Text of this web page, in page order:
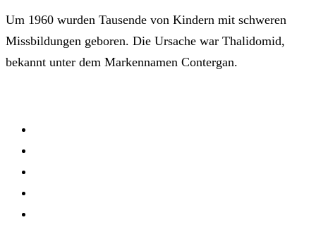
Um 1960 wurden Tausende von Kindern mit schweren
Missbildungen geboren. Die Ursache war Thalidomid,
bekannt unter dem Markennamen Contergan.